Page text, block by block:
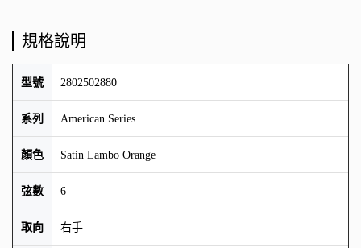
規格說明
型號 2802502880
系列 American Series
顏色 Satin Lambo Orange
弦數 6
取向 右手